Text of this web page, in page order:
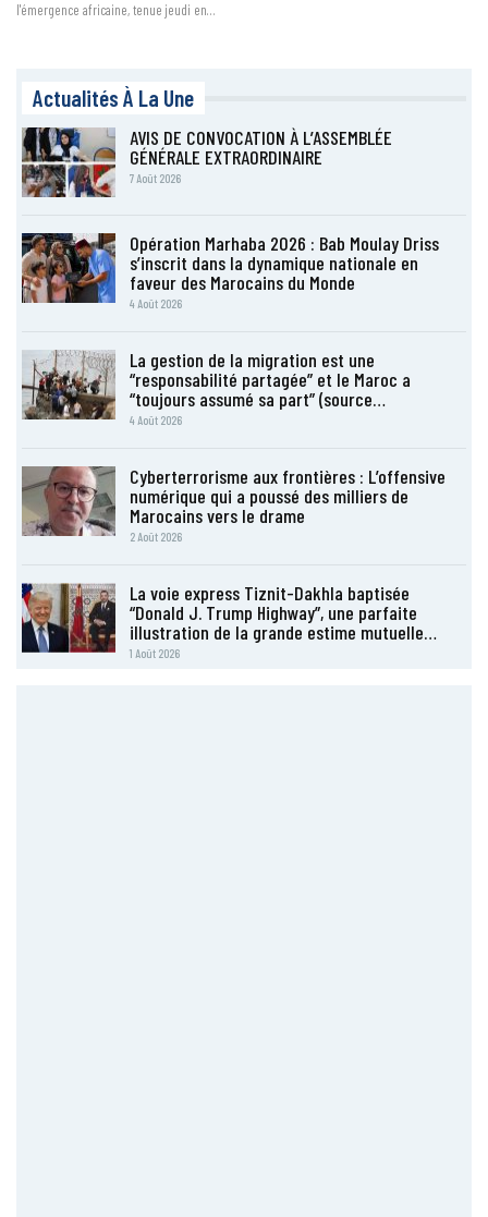
l'émergence africaine, tenue jeudi en…
Actualités À La Une
AVIS DE CONVOCATION À L’ASSEMBLÉE
GÉNÉRALE EXTRAORDINAIRE
7 Août 2026
Opération Marhaba 2026 : Bab Moulay Driss
s’inscrit dans la dynamique nationale en
faveur des Marocains du Monde
4 Août 2026
La gestion de la migration est une
“responsabilité partagée” et le Maroc a
“toujours assumé sa part” (source…
4 Août 2026
Cyberterrorisme aux frontières : L’offensive
numérique qui a poussé des milliers de
Marocains vers le drame
2 Août 2026
La voie express Tiznit-Dakhla baptisée
“Donald J. Trump Highway”, une parfaite
illustration de la grande estime mutuelle…
1 Août 2026